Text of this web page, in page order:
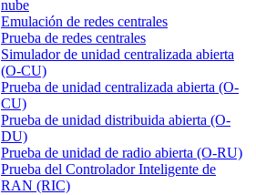
nube
Emulación de redes centrales
Prueba de redes centrales
Simulador de unidad centralizada abierta
(O-CU)
Prueba de unidad centralizada abierta (O-
CU)
Prueba de unidad distribuida abierta (O-
DU)
Prueba de unidad de radio abierta (O-RU)
Prueba del Controlador Inteligente de
RAN (RIC)